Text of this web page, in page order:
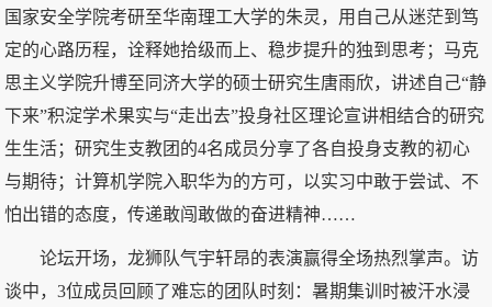
国家安全学院考研至华南理工大学的朱灵，用自己从迷茫到笃
定的心路历程，诠释她拾级而上、稳步提升的独到思考；马克
思主义学院升博至同济大学的硕士研究生唐雨欣，讲述自己“静
下来”积淀学术果实与“走出去”投身社区理论宣讲相结合的研究
生生活；研究生支教团的4名成员分享了各自投身支教的初心
与期待；计算机学院入职华为的方可，以实习中敢于尝试、不
怕出错的态度，传递敢闯敢做的奋进精神……
论坛开场，龙狮队气宇轩昂的表演赢得全场热烈掌声。访
谈中，3位成员回顾了难忘的团队时刻：暑期集训时被汗水浸